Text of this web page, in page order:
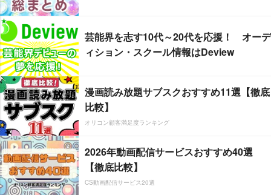
芸能界を志す10代～20代を応援！ オーデ
ィション・スクール情報はDeview
漫画読み放題サブスクおすすめ11選【徹底
比較】
オリコン顧客満足度ランキング
2026年動画配信サービスおすすめ40選
【徹底比較】
CS動画配信サービス20選